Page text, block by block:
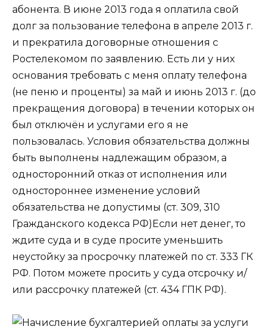
абонента. В июне 2013 года я оплатила свой
долг за пользование телефона в апреле 2013 г.
и прекратила договорные отношения с
Ростелекомом по заявлению. Есть ли у них
основания требовать с меня оплату телефона
(не пеню и проценты) за май и июнь 2013 г. (до
прекращения договора) в течении которых он
был отключён и услугами его я не
пользовалась. Условия обязательства должны
быть выполнены надлежащим образом, а
односторонний отказ от исполнения или
одностороннее изменение условий
обязательства не допустимы (ст. 309, 310
Гражданского кодекса РФ)Если нет денег, то
ждите суда и в суде просите уменьшить
неустойку за просрочку платежей по ст. 333 ГК
РФ. Потом можете просить у суда отсрочку и/
или рассрочку платежей (ст. 434 ГПК РФ).